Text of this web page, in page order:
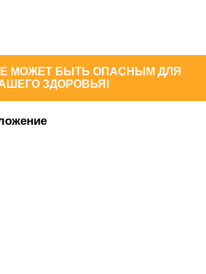
МОЖЕТ БЫТЬ ОПАСНЫМ ДЛЯ
ЗДОРОВЬЯ!